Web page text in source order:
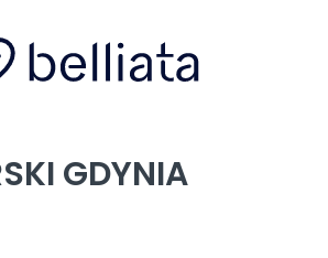
GDYNIA